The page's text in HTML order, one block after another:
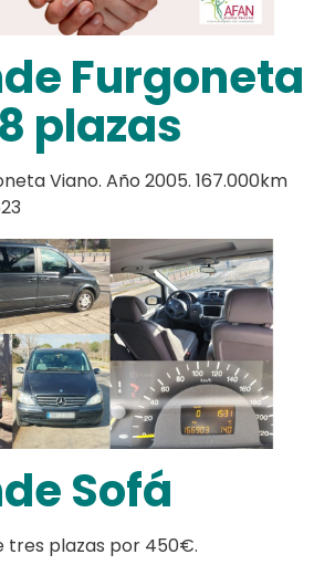
Furgoneta
plazas
Viano. Año 2005. 167.000km
Sofá
tres plazas por 450€.